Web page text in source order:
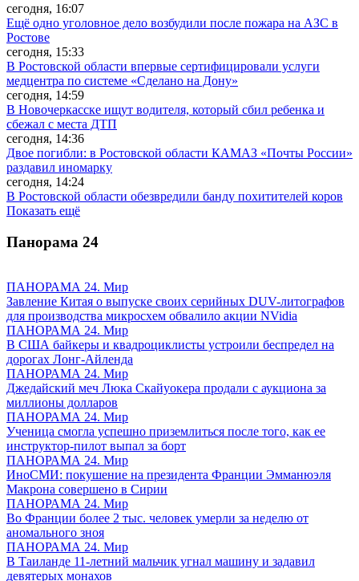
сегодня, 16:07
Ещё одно уголовное дело возбудили после пожара на АЗС в
Ростове
сегодня, 15:33
В Ростовской области впервые сертифицировали услуги
медцентра по системе «Сделано на Дону»
сегодня, 14:59
В Новочеркасске ищут водителя, который сбил ребенка и
сбежал с места ДТП
сегодня, 14:36
Двое погибли: в Ростовской области КАМАЗ «Почты России»
раздавил иномарку
сегодня, 14:24
В Ростовской области обезвредили банду похитителей коров
Показать ещё
Панорама 24
ПАНОРАМА 24. Мир
Завление Китая о выпуске своих серийных DUV-литографов
для производства микросхем обвалило акции NVidia
ПАНОРАМА 24. Мир
В США байкеры и квадроциклисты устроили беспредел на
дорогах Лонг-Айленда
ПАНОРАМА 24. Мир
Джедайский меч Люка Скайуокера продали с аукциона за
миллионы долларов
ПАНОРАМА 24. Мир
Ученица смогла успешно приземлиться после того, как ее
инструктор-пилот выпал за борт
ПАНОРАМА 24. Мир
ИноСМИ: покушение на президента Франции Эмманюэля
Макрона совершено в Сирии
ПАНОРАМА 24. Мир
Во Франции более 2 тыс. человек умерли за неделю от
аномального зноя
ПАНОРАМА 24. Мир
В Таиланде 11-летний мальчик угнал машину и задавил
девятерых монахов